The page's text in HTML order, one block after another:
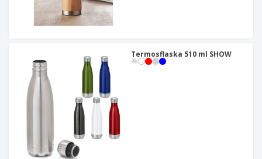
Termosflaska 510 ml SHOW